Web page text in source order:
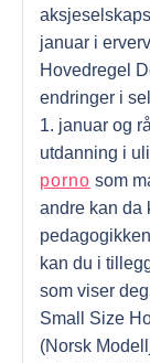
januar i
Hovedregel
endringer i
1. januar og
utdanning i
porno som
andre kan da
kan du i
som viser
Small Size
(Norsk